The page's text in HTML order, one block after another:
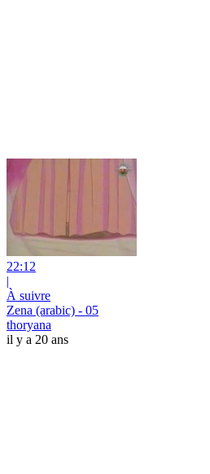
22:12
|
À suivre
Zena (arabic) - 05
thoryana
il y a 20 ans